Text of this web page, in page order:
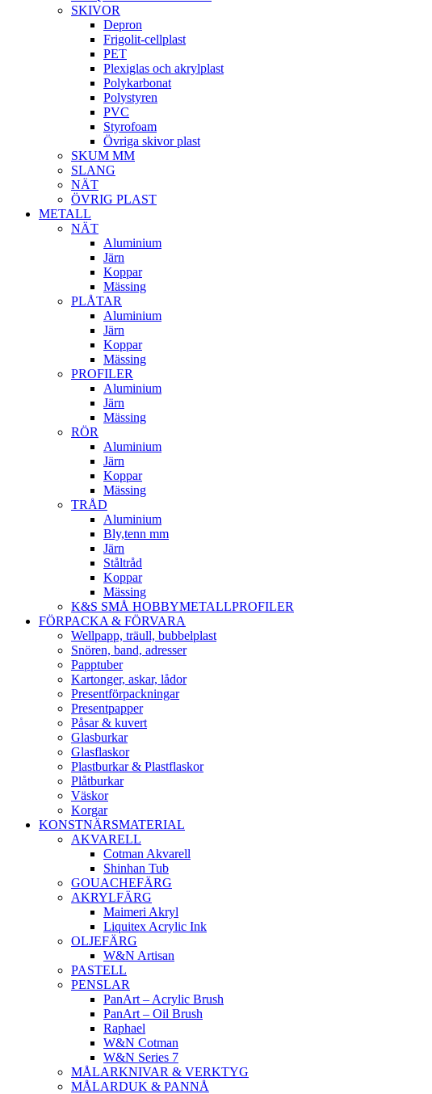
SKIVOR
Depron
Frigolit-cellplast
PET
Plexiglas och akrylplast
Polykarbonat
Polystyren
PVC
Styrofoam
Övriga skivor plast
SKUM MM
SLANG
NÄT
ÖVRIG PLAST
METALL
NÄT
Aluminium
Järn
Koppar
Mässing
PLÅTAR
Aluminium
Järn
Koppar
Mässing
PROFILER
Aluminium
Järn
Mässing
RÖR
Aluminium
Järn
Koppar
Mässing
TRÅD
Aluminium
Bly,tenn mm
Järn
Ståltråd
Koppar
Mässing
K&S SMÅ HOBBYMETALLPROFILER
FÖRPACKA & FÖRVARA
Wellpapp, träull, bubbelplast
Snören, band, adresser
Papptuber
Kartonger, askar, lådor
Presentförpackningar
Presentpapper
Påsar & kuvert
Glasburkar
Glasflaskor
Plastburkar & Plastflaskor
Plåtburkar
Väskor
Korgar
KONSTNÄRSMATERIAL
AKVARELL
Cotman Akvarell
Shinhan Tub
GOUACHEFÄRG
AKRYLFÄRG
Maimeri Akryl
Liquitex Acrylic Ink
OLJEFÄRG
W&N Artisan
PASTELL
PENSLAR
PanArt – Acrylic Brush
PanArt – Oil Brush
Raphael
W&N Cotman
W&N Series 7
MÅLARKNIVAR & VERKTYG
MÅLARDUK & PANNÅ